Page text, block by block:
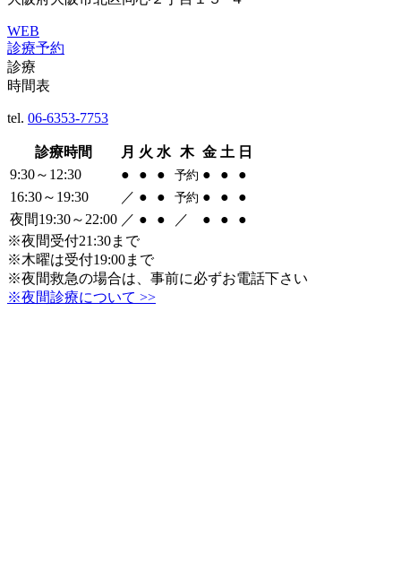
WEB
診療予約
診療
時間表
tel. 06-6353-7753
診療時間 月 火 水 木 金 土 日
9:30～12:30
● ● ● 予約 ● ●
●
16:30～19:30
／ ● ● 予約 ● ●
●
夜間19:30～22:00 ／ ● ● ／ ● ●
●
※夜間受付21:30まで
※木曜は受付19:00まで
※夜間救急の場合は、事前に必ずお電話下さい
※夜間診療について >>